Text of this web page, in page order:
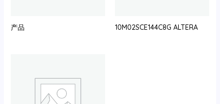
产品 10M02SCE144C8G ALTERA